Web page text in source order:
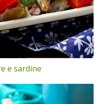
e sardine